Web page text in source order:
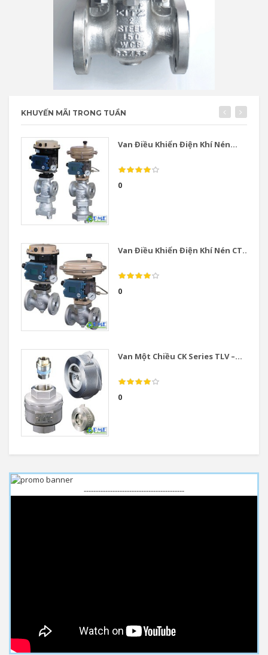
KHUYẾN MÃI TRONG TUẦN
Van Điều Khiển Điện Khí Nén...
0
Van Điều Khiển Điện Khí Nén CT...
0
Van Một Chiều CK Series TLV –...
0
------------------------------------------